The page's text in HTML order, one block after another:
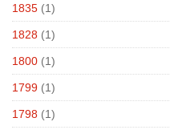
1835 (1)
1828 (1)
1800 (1)
1799 (1)
1798 (1)